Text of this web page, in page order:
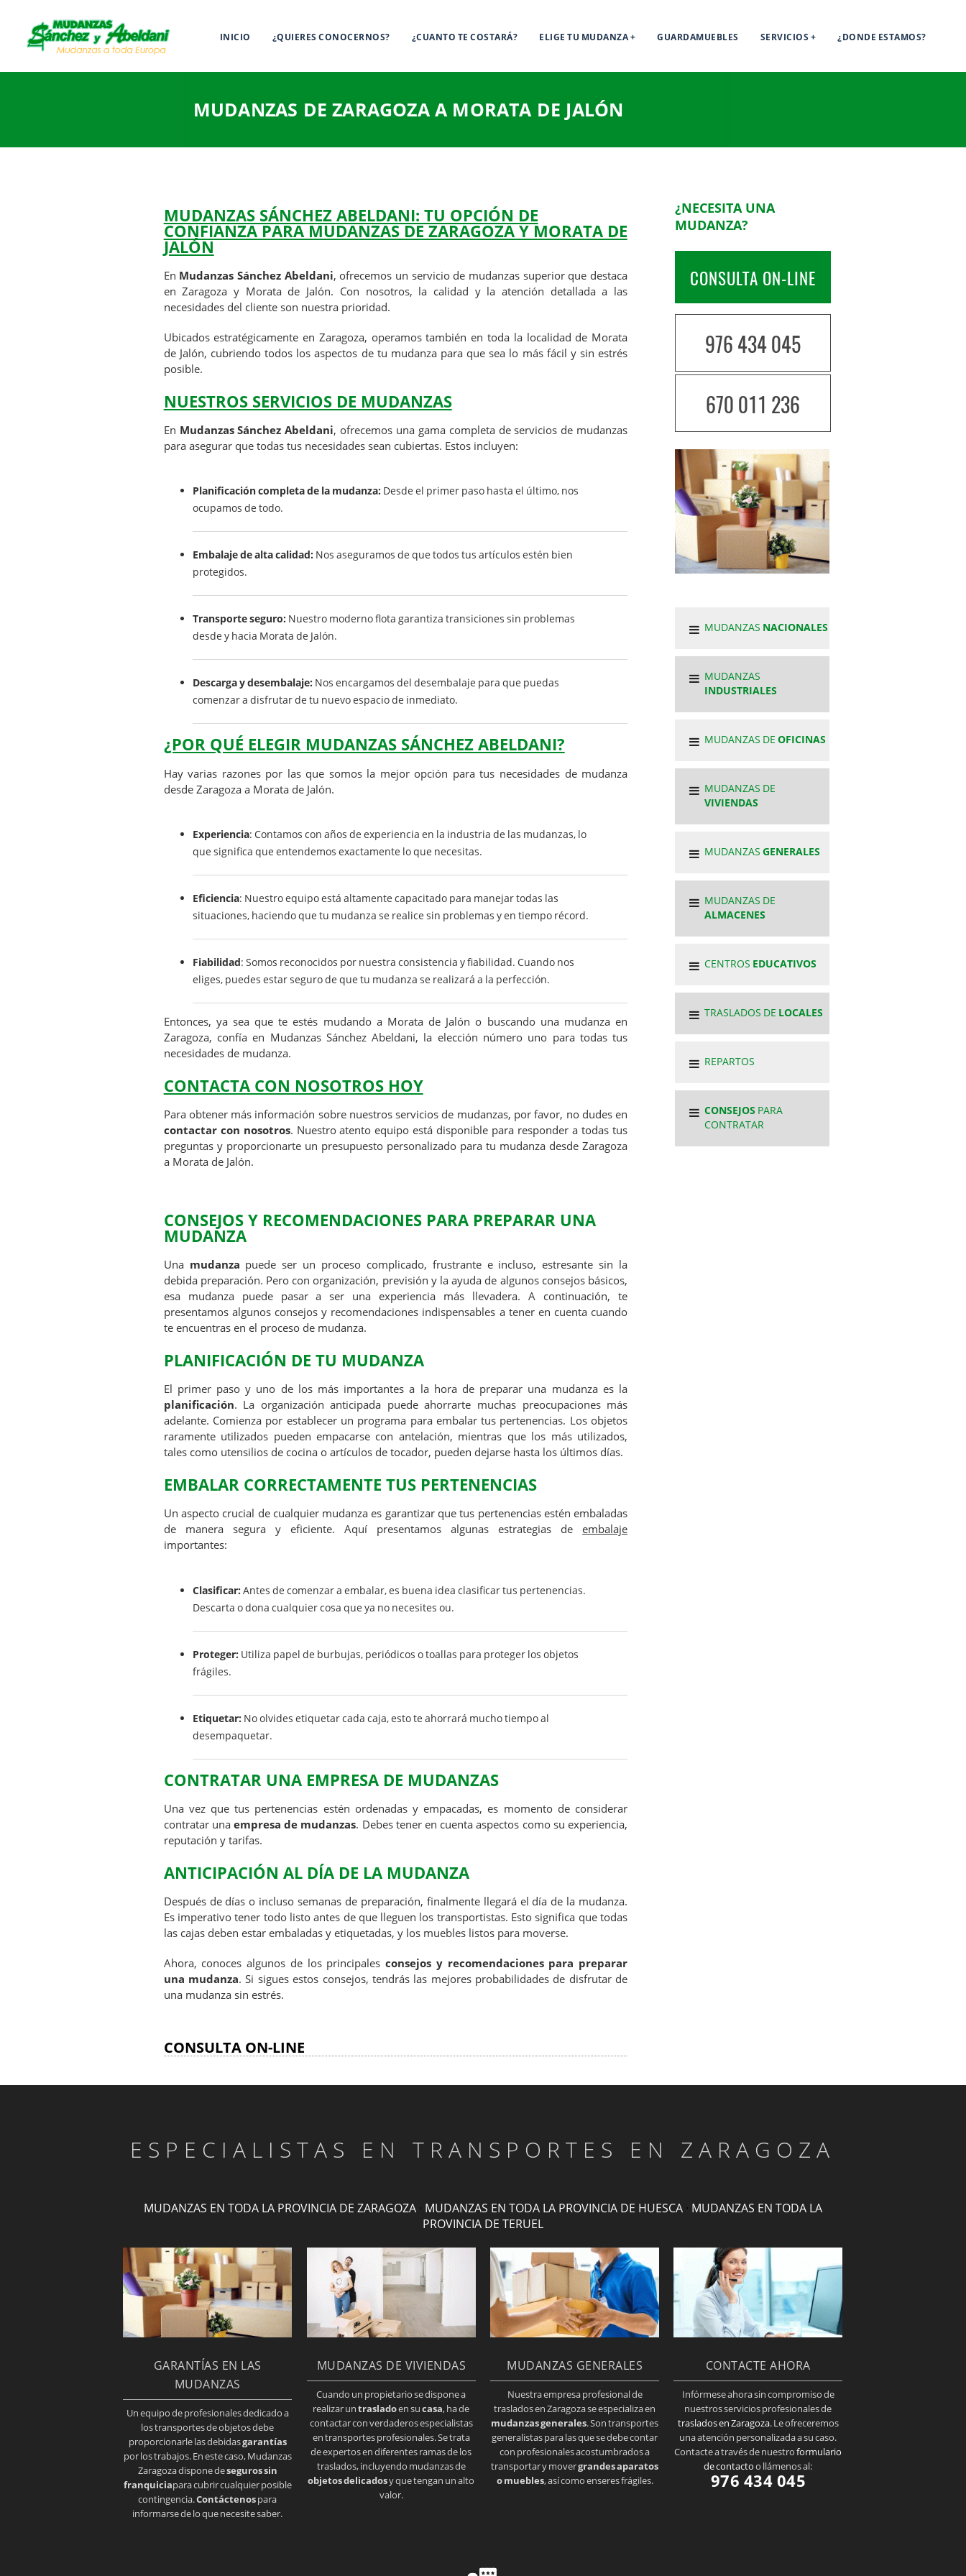
INICIO ¿QUIERES CONOCERNOS? ¿CUANTO TE COSTARÁ? ELIGE TU MUDANZA GUARDAMUEBLES SERVICIOS ¿DONDE ESTAMOS?
MUDANZAS DE ZARAGOZA A MORATA DE JALÓN
MUDANZAS SÁNCHEZ ABELDANI: TU OPCIÓN DE
CONFIANZA PARA MUDANZAS DE ZARAGOZA Y MORATA DE
JALÓN
En Mudanzas Sánchez Abeldani, ofrecemos un servicio de mudanzas superior que destaca
en Zaragoza y Morata de Jalón. Con nosotros, la calidad y la atención detallada a las
necesidades del cliente son nuestra prioridad.
Ubicados estratégicamente en Zaragoza, operamos también en toda la localidad de Morata
de Jalón, cubriendo todos los aspectos de tu mudanza para que sea lo más fácil y sin estrés
posible.
NUESTROS SERVICIOS DE MUDANZAS
En Mudanzas Sánchez Abeldani, ofrecemos una gama completa de servicios de mudanzas
para asegurar que todas tus necesidades sean cubiertas. Estos incluyen:
Planificación completa de la mudanza: Desde el primer paso hasta el último, nos
ocupamos de todo.
Embalaje de alta calidad: Nos aseguramos de que todos tus artículos estén bien
protegidos.
Transporte seguro: Nuestro moderno flota garantiza transiciones sin problemas
desde y hacia Morata de Jalón.
Descarga y desembalaje: Nos encargamos del desembalaje para que puedas
comenzar a disfrutar de tu nuevo espacio de inmediato.
¿POR QUÉ ELEGIR MUDANZAS SÁNCHEZ ABELDANI?
Hay varias razones por las que somos la mejor opción para tus necesidades de mudanza
desde Zaragoza a Morata de Jalón.
Experiencia: Contamos con años de experiencia en la industria de las mudanzas, lo
que significa que entendemos exactamente lo que necesitas.
Eficiencia: Nuestro equipo está altamente capacitado para manejar todas las
situaciones, haciendo que tu mudanza se realice sin problemas y en tiempo récord.
Fiabilidad: Somos reconocidos por nuestra consistencia y fiabilidad. Cuando nos
eliges, puedes estar seguro de que tu mudanza se realizará a la perfección.
Entonces, ya sea que te estés mudando a Morata de Jalón o buscando una mudanza en
Zaragoza, confía en Mudanzas Sánchez Abeldani, la elección número uno para todas tus
necesidades de mudanza.
CONTACTA CON NOSOTROS HOY
Para obtener más información sobre nuestros servicios de mudanzas, por favor, no dudes en
contactar con nosotros. Nuestro atento equipo está disponible para responder a todas tus
preguntas y proporcionarte un presupuesto personalizado para tu mudanza desde Zaragoza
a Morata de Jalón.
CONSEJOS Y RECOMENDACIONES PARA PREPARAR UNA
MUDANZA
Una mudanza puede ser un proceso complicado, frustrante e incluso, estresante sin la
debida preparación. Pero con organización, previsión y la ayuda de algunos consejos básicos,
esa mudanza puede pasar a ser una experiencia más llevadera. A continuación, te
presentamos algunos consejos y recomendaciones indispensables a tener en cuenta cuando
te encuentras en el proceso de mudanza.
PLANIFICACIÓN DE TU MUDANZA
El primer paso y uno de los más importantes a la hora de preparar una mudanza es la
planificación. La organización anticipada puede ahorrarte muchas preocupaciones más
adelante. Comienza por establecer un programa para embalar tus pertenencias. Los objetos
raramente utilizados pueden empacarse con antelación, mientras que los más utilizados,
tales como utensilios de cocina o artículos de tocador, pueden dejarse hasta los últimos días.
EMBALAR CORRECTAMENTE TUS PERTENENCIAS
Un aspecto crucial de cualquier mudanza es garantizar que tus pertenencias estén embaladas
de manera segura y eficiente. Aquí presentamos algunas estrategias deembalaje
importantes:
Clasificar: Antes de comenzar a embalar, es buena idea clasificar tus pertenencias.
Descarta o dona cualquier cosa que ya no necesites ou.
Proteger: Utiliza papel de burbujas, periódicos o toallas para proteger los objetos
frágiles.
Etiquetar: No olvides etiquetar cada caja, esto te ahorrará mucho tiempo al
desempaquetar.
CONTRATAR UNA EMPRESA DE MUDANZAS
Una vez que tus pertenencias estén ordenadas y empacadas, es momento de considerar
contratar unaempresa de mudanzas. Debes tener en cuenta aspectos como su experiencia,
reputación y tarifas.
ANTICIPACIÓN AL DÍA DE LA MUDANZA
Después de días o incluso semanas de preparación, finalmente llegará el día de la mudanza.
Es imperativo tener todo listo antes de que lleguen los transportistas. Esto significa que todas
las cajas deben estar embaladas y etiquetadas, y los muebles listos para moverse.
Ahora, conoces algunos de los principalesconsejos y recomendaciones para preparar
una mudanza. Si sigues estos consejos, tendrás las mejores probabilidades de disfrutar de
una mudanza sin estrés.
CONSULTA ON-LINE
¿NECESITA UNA
MUDANZA?
CONSULTA ON-LINE
976 434 045
670 011 236
MUDANZAS NACIONALES
MUDANZAS
INDUSTRIALES
MUDANZAS DE OFICINAS
MUDANZAS DE
VIVIENDAS
MUDANZAS GENERALES
MUDANZAS DE
ALMACENES
CENTROS EDUCATIVOS
TRASLADOS DE LOCALES
REPARTOS
CONSEJOS PARA
CONTRATAR
ESPECIALISTAS EN TRANSPORTES EN ZARAGOZA
MUDANZAS EN TODA LA PROVINCIA DE ZARAGOZA· MUDANZAS EN TODA LA PROVINCIA DE HUESCA· MUDANZAS EN TODA LA
PROVINCIA DE TERUEL
GARANTÍAS EN LAS
MUDANZAS
Un equipo de profesionales dedicado a
los transportes de objetos debe
proporcionarle las debidasgarantías
por los trabajos. En este caso, Mudanzas
Zaragoza dispone deseguros sin
franquiciapara cubrir cualquier posible
contingencia.Contáctenospara
informarse de lo que necesite saber.
MUDANZAS DE VIVIENDAS
Cuando un propietario se dispone a
realizar untrasladoen sucasa, ha de
contactar con verdaderos especialistas
en transportes profesionales. Se trata
de expertos en diferentes ramas de los
traslados, incluyendo mudanzas de
objetos delicadosy que tengan un alto
valor.
MUDANZAS GENERALES
Nuestra empresa profesional de
traslados en Zaragoza se especializa en
mudanzas generales. Son transportes
generalistas para las que se debe contar
con profesionales acostumbrados a
transportar y movergrandes aparatos
o muebles, así como enseres frágiles.
CONTACTE AHORA
Infórmese ahora sin compromiso de
nuestros servicios profesionales de
traslados en Zaragoza. Le ofreceremos
una atención personalizada a su caso.
Contacte a través de nuestroformulario
de contactoo llámenos al:
976 434 045